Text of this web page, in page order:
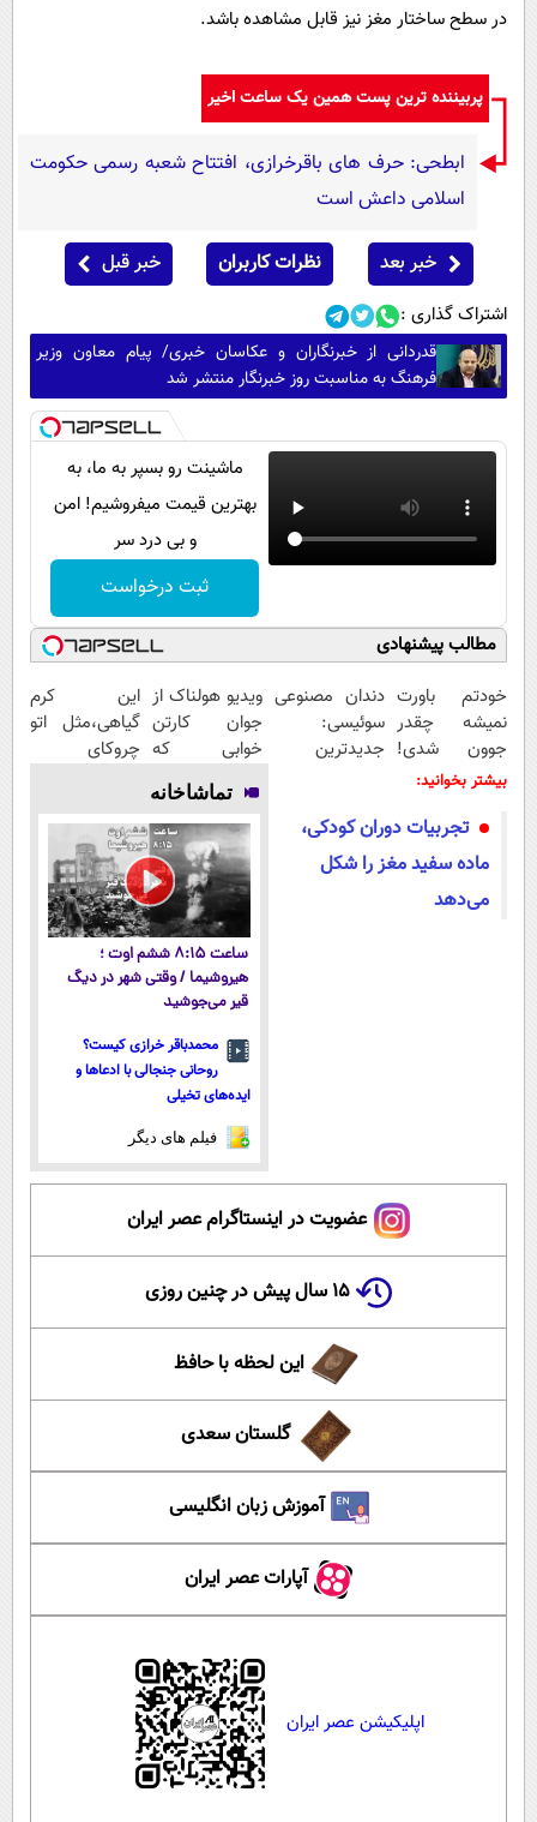
در سطح ساختار مغز نیز قابل مشاهده باشد.
پربیننده ترین پست همین یک ساعت اخیر
ابطحی: حرف های باقرخرازی، افتتاح شعبه رسمی حکومت
اسلامی داعش است
خبر بعد نظرات کاربران خبر قبل
اشتراک گذاری :
قدردانی از خبرنگاران و عکاسان خبری/ پیام معاون وزیر
فرهنگ به مناسبت روز خبرنگار منتشر شد
ماشینت رو بسپر به ما، به
بهترین قیمت میفروشیم! امن
و بی درد سر
ثبت درخواست
مطالب پیشنهادی
خودتم باورت
نمیشه چقدر
جوون شدی!
خرید جوانساز
تخفیف ویژه
دندان مصنوعی
سوئیسی:
جدیدترین
پرداخت قسطی
ویدیو هولناک از
جوان کارتن
خوابی که
میلیاردر شد.
آموزش رایگان
این کرم
گیاهی،مثل اتو
چروکای
بیشتر بخوانید:
تجربیات دوران کودکی،
ماده سفید مغز را شکل
می‌دهد
تماشاخانه
ساعت ۸:۱۵ ششم اوت ؛
هیروشیما / وقتی شهر در دیگ
قیر می‌جوشید
محمدباقر خرازی کیست؟
روحانی جنجالی با ادعاها و
ایده‌های تخیلی
فیلم های دیگر
عضویت در اینستاگرام عصر ایران
۱۵ سال پیش در چنین روزی
این لحظه با حافظ
گلستان سعدی
آموزش زبان انگلیسی
آپارات عصر ایران
اپلیکیشن عصر ایران